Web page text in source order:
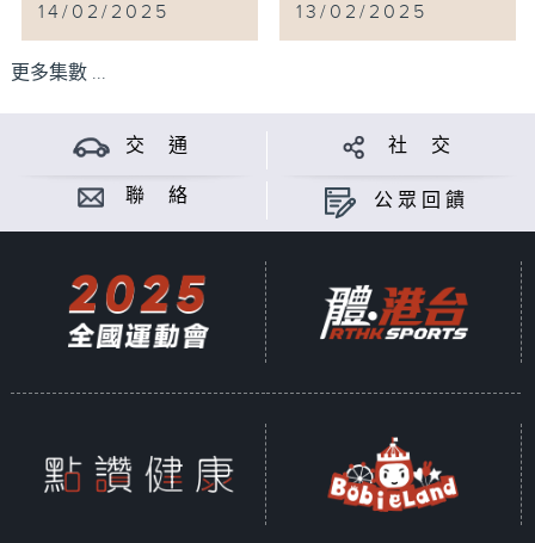
14/02/2025 13/02/2025
更多集數 ...
交 通 社 交
聯 絡 公眾回饋